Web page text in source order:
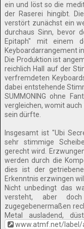
ein und löst so die
der Raserei hingibt.
verstört zunächst ein
durchaus Sinn, bevor
Epitaph" mit einem
Keyboardarrangement
Die Produktion ist
reichlich Hall auf der
verfremdeten
dabei entstehende
SUMMONING ohne
vergleichen, womit
sein dürfte.
Insgesamt ist "Ubi
sehr stimmige
gerecht wird.
werden durch die
dies ist der
Erkenntnis erzwingen
Nicht unbedingt das
versteht, aber
zugegebenermaßen
Metal ausladend,
www.atmf.net/label/